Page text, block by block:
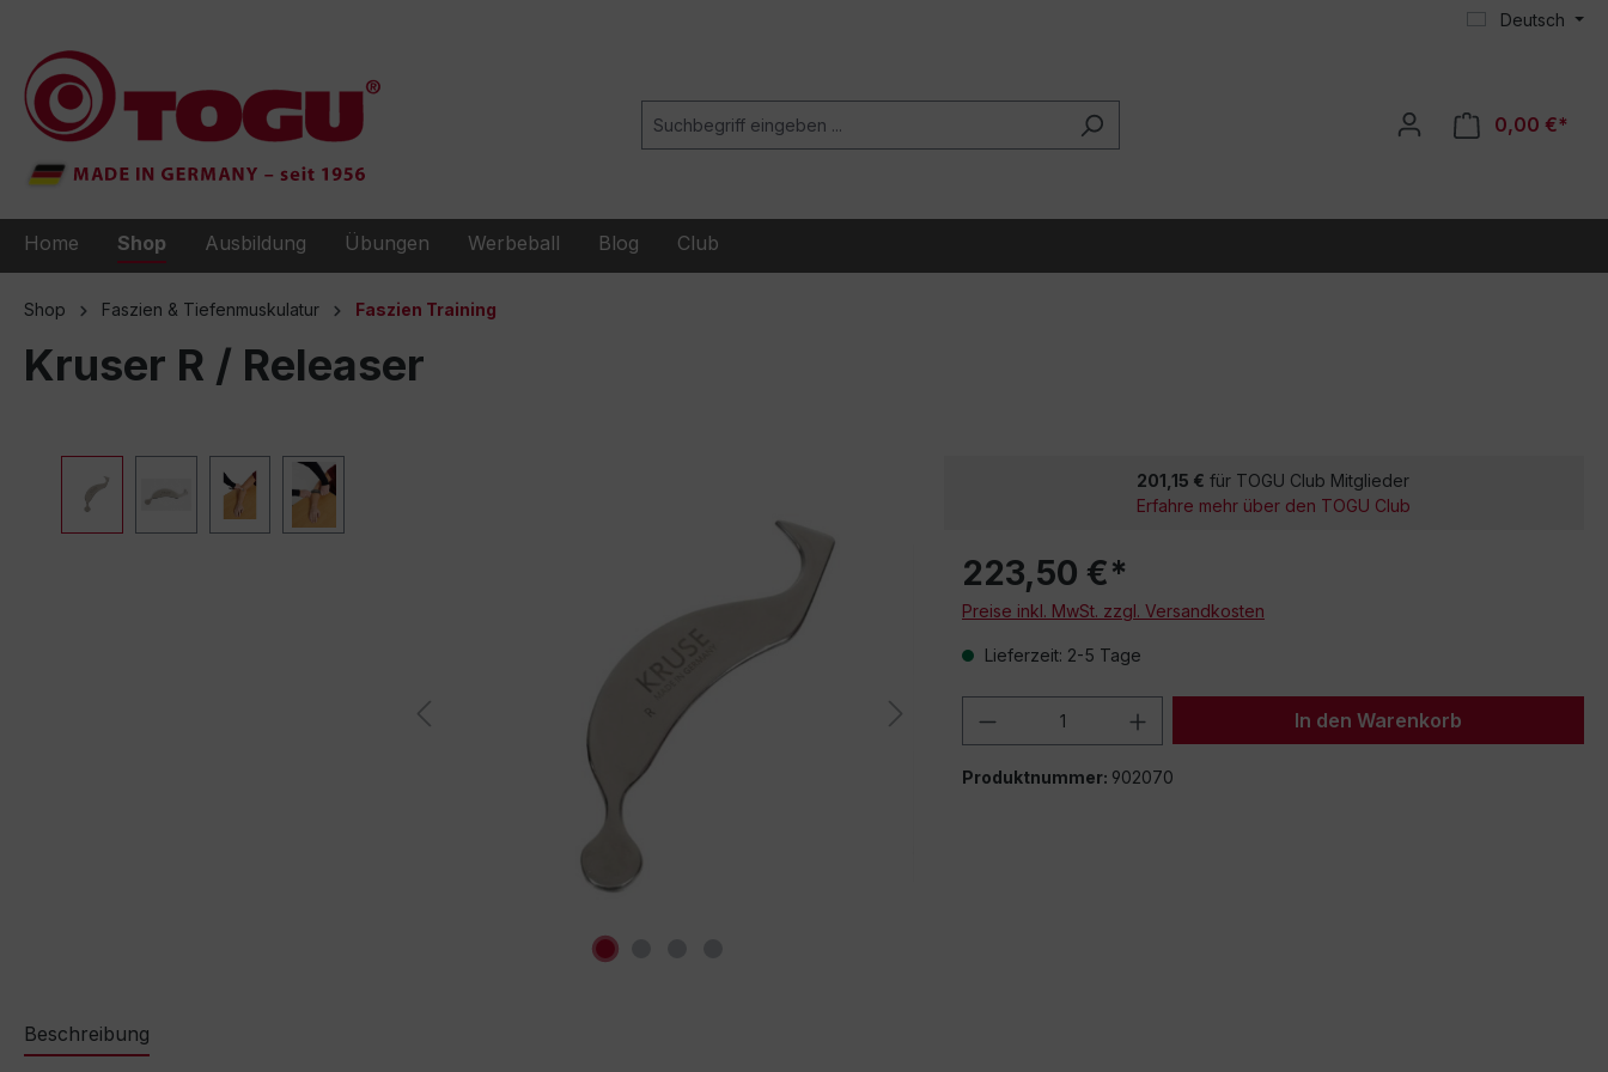
Deutsch
0,00 €*
Home Shop Ausbildung Übungen Werbeball Blog Club
Shop Faszien & Tiefenmuskulatur Faszien Training
Kruser R / Releaser
201,15 € für TOGU Club Mitglieder
Erfahre mehr über den TOGU Club
223,50 €*
Preise inkl. MwSt. zzgl. Versandkosten
Lieferzeit: 2-5 Tage
Produkt Anzahl: Gib den gewünschten Wert
In den Warenkorb
Produktnummer: 902070
Beschreibung